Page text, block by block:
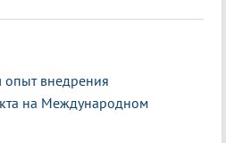
опыт внедрения
на Международном